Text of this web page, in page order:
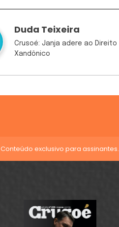
Duda Teixeira
Crusoé: Janja adere ao Direito
Xandônico
Conteúdo exclusivo para assinantes.